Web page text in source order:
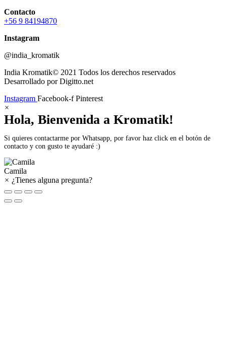
Contacto
+56 9 84194870
Instagram
@india_kromatik
India Kromatik© 2021 Todos los derechos reservados
Desarrollado por Digitto.net
Instagram Facebook-f Pinterest
×
Hola, Bienvenida a Kromatik!
Si quieres contactarme por Whatsapp, por favor haz click en el botón de
contacto y con gusto te ayudaré :)
Camila
× ¿Tienes alguna pregunta?